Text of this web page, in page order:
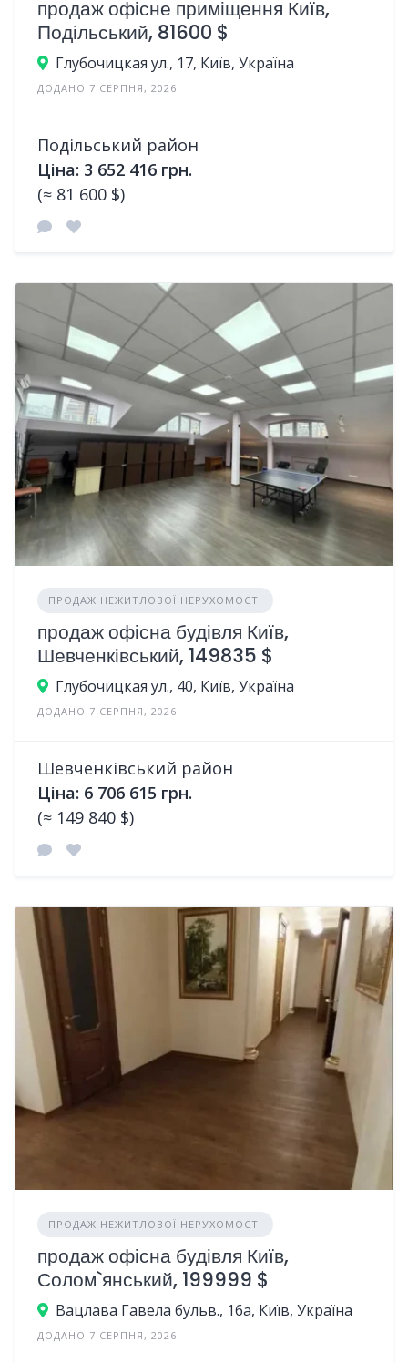
продаж офісне приміщення Київ,
Подільський, 81600 $
Глубочицкая ул., 17, Київ, Україна
ДОДАНО 7 СЕРПНЯ, 2026
Подільський район
Ціна: 3 652 416 грн.
(≈ 81 600 $)
ПРОДАЖ НЕЖИТЛОВОЇ НЕРУХОМОСТІ
продаж офісна будівля Київ,
Шевченківський, 149835 $
Глубочицкая ул., 40, Київ, Україна
ДОДАНО 7 СЕРПНЯ, 2026
Шевченківський район
Ціна: 6 706 615 грн.
(≈ 149 840 $)
ПРОДАЖ НЕЖИТЛОВОЇ НЕРУХОМОСТІ
продаж офісна будівля Київ,
Солом`янський, 199999 $
Вацлава Гавела бульв., 16а, Київ, Україна
ДОДАНО 7 СЕРПНЯ, 2026